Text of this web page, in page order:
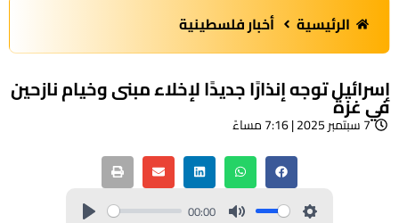
الرئيسية أخبار فلسطينية
إسرائيل توجه إنذارًا جديدًا لإخلاء مبنى وخيام نازحين
في غزة
7 سبتمبر 2025 | 7:16 مساءً
00:00